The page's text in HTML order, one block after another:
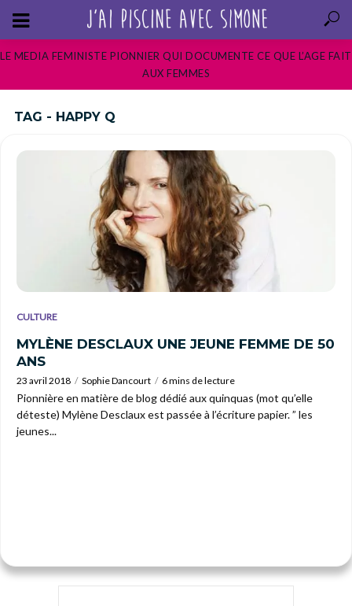
LE MEDIA FEMINISTE PIONNIER QUI DOCUMENTE CE QUE L’AGE FAIT
AUX FEMMES
TAG - HAPPY Q
CULTURE
MYLÈNE DESCLAUX UNE JEUNE FEMME DE 50
ANS
23 avril 2018 Sophie Dancourt 6 mins de lecture
Pionnière en matière de blog dédié aux quinquas (mot qu’elle
déteste) Mylène Desclaux est passée à l’écriture papier. ” les
jeunes...